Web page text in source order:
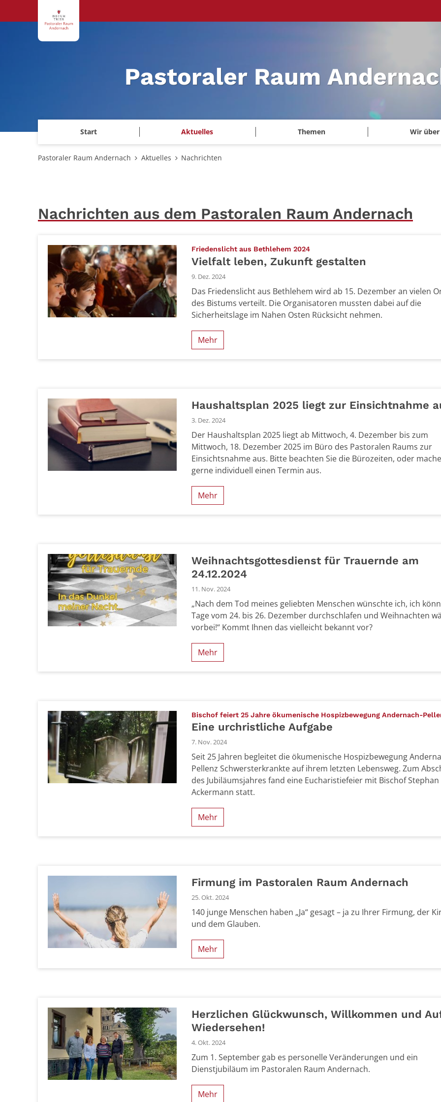
Pastoraler Raum
Start Aktuelles Themen Wir über
Pastoraler Raum Andernach Aktuelles Nachrichten
Nachrichten aus dem Pastoralen Raum Andernach
Friedenslicht aus Bethlehem 2024:
Vielfalt leben, Zukunft gestalten
9. Dez. 2024
Das Friedenslicht aus Bethlehem wird ab 15. Dezember an vielen
des Bistums verteilt. Die Organisatoren mussten dabei auf die
Sicherheitslage im Nahen Osten Rücksicht nehmen.
Mehr
Haushaltsplan 2025 liegt zur Einsichtnahme
3. Dez. 2024
Der Haushaltsplan 2025 liegt ab Mittwoch, 4. Dezember bis zum
Mittwoch, 18. Dezember 2025 im Büro des Pastoralen Raums zur
Einsichtsnahme aus. Bitte beachten Sie die Bürozeiten, oder
gerne individuell einen Termin aus.
Mehr
Weihnachtsgottesdienst für Trauernde am
24.12.2024
11. Nov. 2024
„Nach dem Tod meines geliebten Menschen wünschte ich, ich
Tage vom 24. bis 26. Dezember durchschlafen und Weihnachten
vorbei!“ Kommt Ihnen das vielleicht bekannt vor?
Mehr
Bischof feiert 25 Jahre ökumenische Hospizbewegung Andernach-
Eine urchristliche Aufgabe
7. Nov. 2024
Seit 25 Jahren begleitet die ökumenische Hospizbewegung
Pellenz Schwersterkrankte auf ihrem letzten Lebensweg. Zum
des Jubiläumsjahres fand eine Eucharistiefeier mit Bischof Stephan
Ackermann statt.
Mehr
Firmung im Pastoralen Raum Andernach
25. Okt. 2024
140 junge Menschen haben „Ja“ gesagt – ja zu Ihrer Firmung, der
und dem Glauben.
Mehr
Herzlichen Glückwunsch, Willkommen und
Wiedersehen!
4. Okt. 2024
Zum 1. September gab es personelle Veränderungen und ein
Dienstjubiläum im Pastoralen Raum Andernach.
Mehr